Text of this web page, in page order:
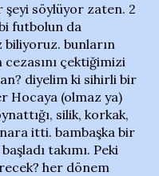
şeyi söylüyor zaten. 2
futbolun da
biliyoruz. bunların
cezasını çektiğimizi
diyelim ki sihirli bir
Hocaya (olmaz ya)
silik, korkak,
itti. bambaşka bir
takımı. Peki
her dönem